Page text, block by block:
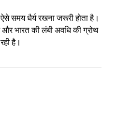
समय धैर्य रखना जरूरी होता है।
और भारत की लंबी अवधि की ग्रोथ
है।